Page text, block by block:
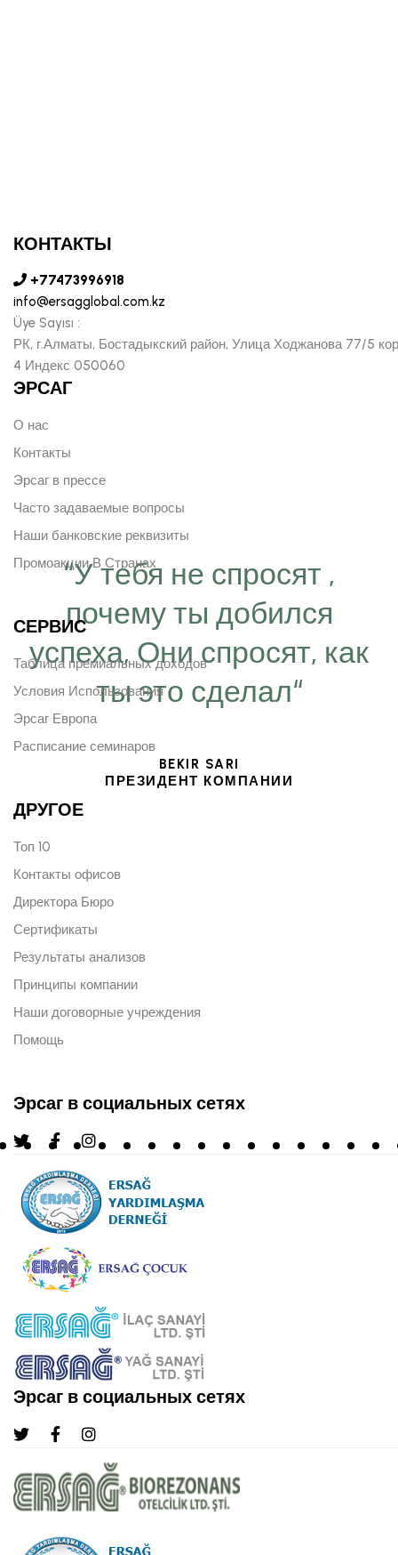
“У тебя не спросят ,
почему ты добился
успеха, Они спросят, как
ты это сделал“
BEKIR SARI
ПРЕЗИДЕНТ КОМПАНИИ
КОНТАКТЫ
+77473996918
info@ersagglobal.com.kz
Üye Sayısı :
РК, г.Алматы, Бостадыкский район, Улица Ходжанова 77/5
4 Индекс 050060
ЭРСАГ
О нас
Контакты
Эрсаг в прессе
Часто задаваемые вопросы
Наши банковские реквизиты
Промоакции В Странах
СЕРВИС
Таблица премиальных доходов
Условия Использования
Эрсаг Европа
Расписание семинаров
ДРУГОЕ
Топ 10
Контакты офисов
Директора Бюро
Сертификаты
Результаты анализов
Принципы компании
Наши договорные учреждения
Помощь
Эрсаг в социальных сетях
Эрсаг в социальных сетях